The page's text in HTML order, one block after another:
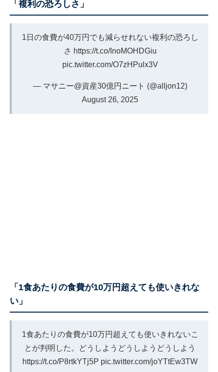
「複利の恐ろしさ」
1日の食費が40万円でも減らせれない複利の恐ろし
さ https://t.co/InoMOHDGiu
pic.twitter.com/O7zHPulx3V
— マサニー@資産30億円ニート (@alljon12)
August 26, 2025
「1食あたりの食費が10万円超えても使いきれな
い」
1食あたりの食費が10万円超えても使いきれないこ
とが判明した。どうしようどうしようどうしよう
https://t.co/P8rtkYTj5P pic.twitter.com/joYTtEw3TW